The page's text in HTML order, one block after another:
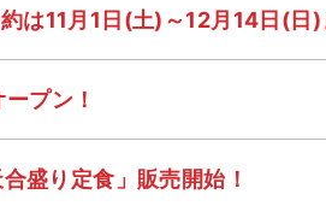
は11月1日(土)～12月14日(日)
プン！
盛り定食」販売開始！